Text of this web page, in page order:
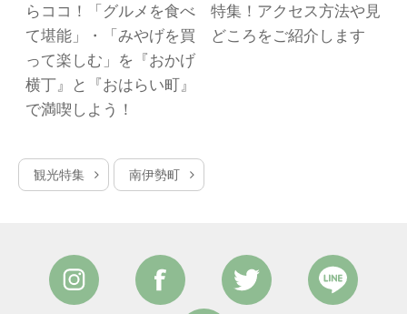
らココ！「グルメを食べ
て堪能」・「みやげを買
って楽しむ」を『おかげ
横丁』と『おはらい町』
で満喫しよう！
特集！アクセス方法や見
どころをご紹介します
観光特集 南伊勢町